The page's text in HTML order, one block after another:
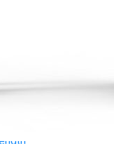
Sport